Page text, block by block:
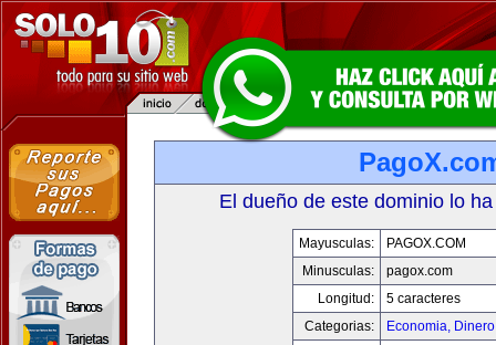
El dueño de este dominio lo
Mayusculas:
PAGOX.COM
Minusculas:
pagox.com
Longitud:
5 caracteres
Categorias:
Economia,